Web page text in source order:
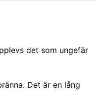
det som ungefär
Det är en lång